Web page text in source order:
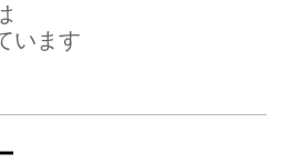
います